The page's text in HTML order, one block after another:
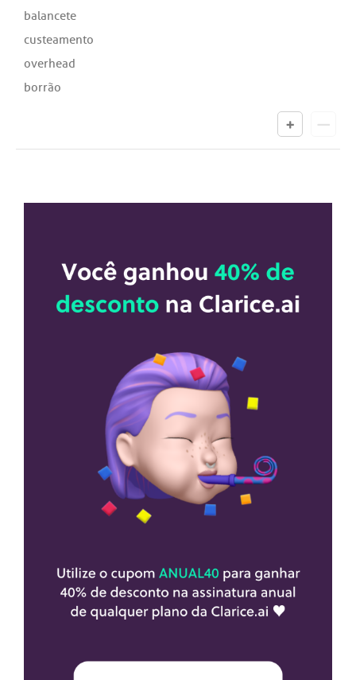
balancete
custeamento
overhead
borrão